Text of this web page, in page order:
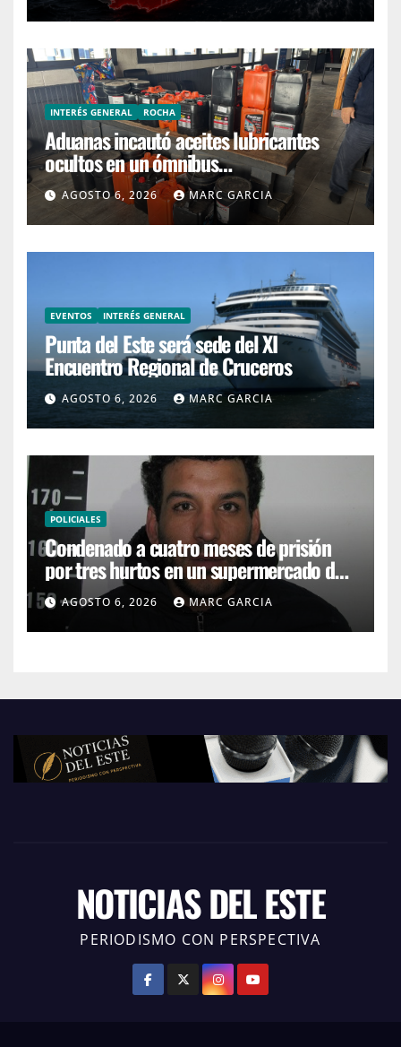
INTERÉS GENERAL ROCHA
Aduanas incautó aceites lubricantes
ocultos en un ómnibus
interdepartamental
AGOSTO 6, 2026 MARC GARCIA
EVENTOS INTERÉS GENERAL
Punta del Este será sede del XI
Encuentro Regional de Cruceros
AGOSTO 6, 2026 MARC GARCIA
POLICIALES
Condenado a cuatro meses de prisión
por tres hurtos en un supermercado de
San Carlos
AGOSTO 6, 2026 MARC GARCIA
NOTICIAS DEL ESTE
PERIODISMO CON PERSPECTIVA